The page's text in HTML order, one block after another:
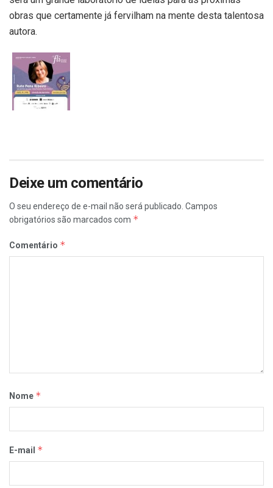
obras que certamente já fervilham na mente desta talentosa
autora.
Deixe um comentário
O seu endereço de e-mail não será publicado. Campos
obrigatórios são marcados com *
Comentário *
Nome *
E-mail *